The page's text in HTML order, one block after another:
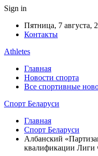
Sign in
Пятница, 7 августа,
Контакты
Athletes
Главная
Новости спорта
Все спортивные
Спорт Беларуси
Главная
Спорт Беларуси
Албанский
квалификации Лиги